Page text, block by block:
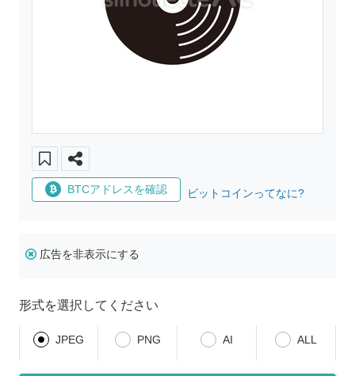
BTCアドレスを確認 ビットコインってなに?
広告を非表示にする
形式を選択してください
JPEG PNG AI ALL